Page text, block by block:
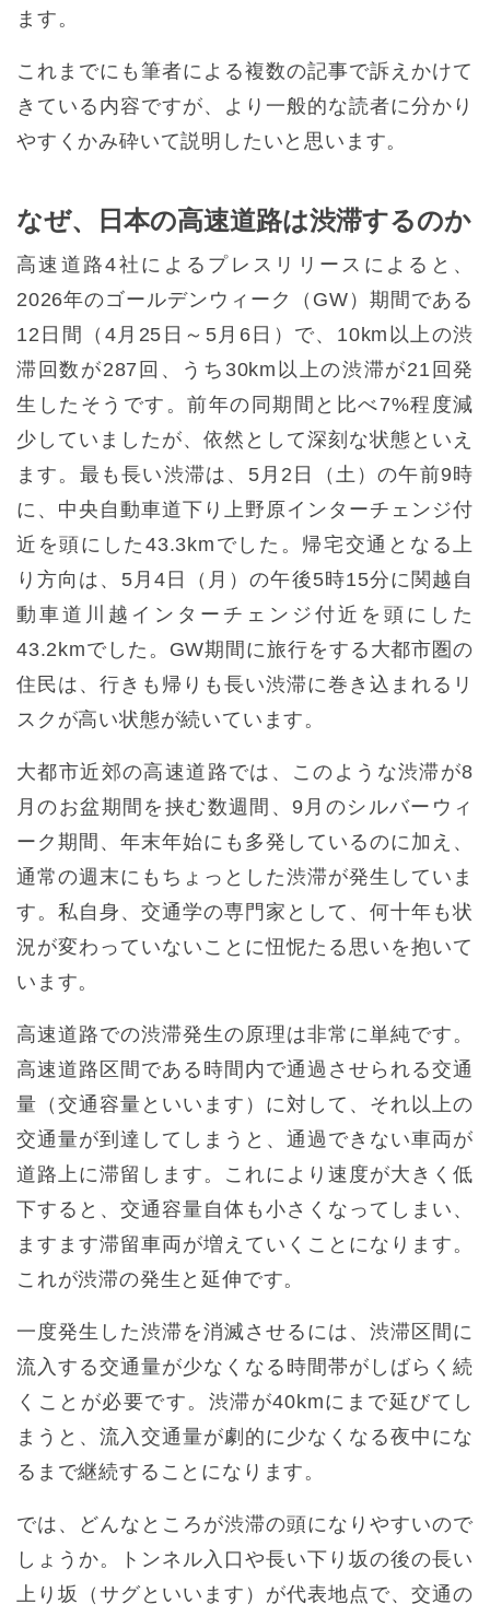
ます。
これまでにも筆者による複数の記事で訴えかけて
きている内容ですが、より一般的な読者に分かり
やすくかみ砕いて説明したいと思います。
なぜ、日本の高速道路は渋滞するのか
高速道路4社によるプレスリリースによると、
2026年のゴールデンウィーク（GW）期間である
12日間（4月25日～5月6日）で、10km以上の渋
滞回数が287回、うち30km以上の渋滞が21回発
生したそうです。前年の同期間と比べ7%程度減
少していましたが、依然として深刻な状態といえ
ます。最も長い渋滞は、5月2日（土）の午前9時
に、中央自動車道下り上野原インターチェンジ付
近を頭にした43.3kmでした。帰宅交通となる上
り方向は、5月4日（月）の午後5時15分に関越自
動車道川越インターチェンジ付近を頭にした
43.2kmでした。GW期間に旅行をする大都市圏の
住民は、行きも帰りも長い渋滞に巻き込まれるリ
スクが高い状態が続いています。
大都市近郊の高速道路では、このような渋滞が8
月のお盆期間を挟む数週間、9月のシルバーウィ
ーク期間、年末年始にも多発しているのに加え、
通常の週末にもちょっとした渋滞が発生していま
す。私自身、交通学の専門家として、何十年も状
況が変わっていないことに忸怩たる思いを抱いて
います。
高速道路での渋滞発生の原理は非常に単純です。
高速道路区間である時間内で通過させられる交通
量（交通容量といいます）に対して、それ以上の
交通量が到達してしまうと、通過できない車両が
道路上に滞留します。これにより速度が大きく低
下すると、交通容量自体も小さくなってしまい、
ますます滞留車両が増えていくことになります。
これが渋滞の発生と延伸です。
一度発生した渋滞を消滅させるには、渋滞区間に
流入する交通量が少なくなる時間帯がしばらく続
くことが必要です。渋滞が40kmにまで延びてし
まうと、流入交通量が劇的に少なくなる夜中にな
るまで継続することになります。
では、どんなところが渋滞の頭になりやすいので
しょうか。トンネル入口や長い下り坂の後の長い
上り坂（サグといいます）が代表地点で、交通の